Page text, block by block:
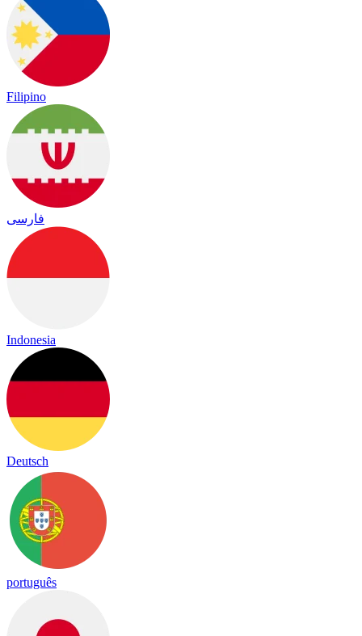
Filipino
فارسی
Indonesia
Deutsch
português